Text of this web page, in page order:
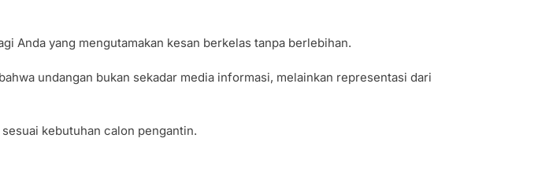
Anda yang mengutamakan kesan berkelas tanpa berlebihan.
undangan bukan sekadar media informasi, melainkan representasi dari
kebutuhan calon pengantin.